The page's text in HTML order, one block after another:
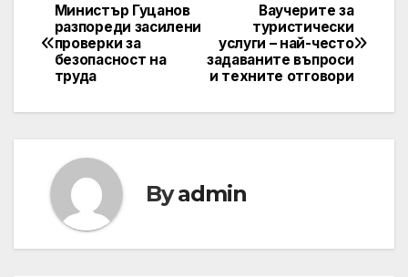
Post
navigation
Ваучерите за
туристически
услуги – най-често
задаваните въпроси
и техните отговори
Министър Гуцанов
разпореди засилени
проверки за
безопасност на
труда
Byadmin